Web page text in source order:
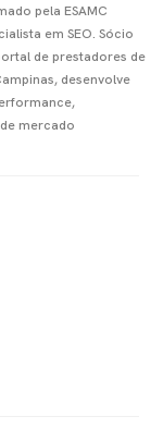
pela ESAMC
em SEO. Sócio
de prestadores de
desenvolve
mercado